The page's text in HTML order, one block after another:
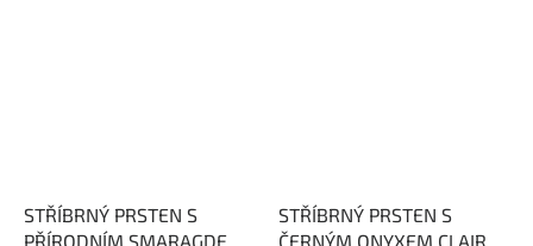
STŘÍBRNÝ PRSTEN S
PŘÍRODNÍM SMARAGDEM
STŘÍBRNÝ PRSTEN S
ČERNÝM ONYXEM CLAIRE